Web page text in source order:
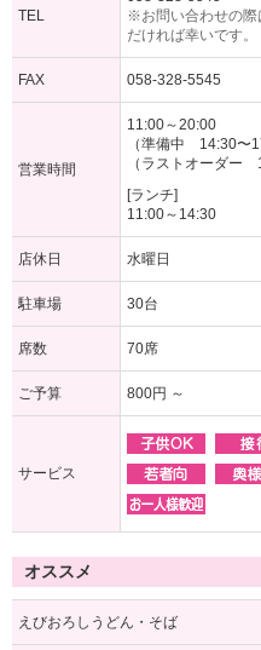
TEL
※お問い合わせの際
だければ幸いです。
FAX 058-328-5545
営業時間
11:00～20:00
（準備中 14:30〜
（ラストオーダー
[ランチ]
11:00～14:30
店休日 水曜日
駐車場 30台
席数 70席
ご予算 800円 ～
サービス
オススメ
えびおろしうどん・そば